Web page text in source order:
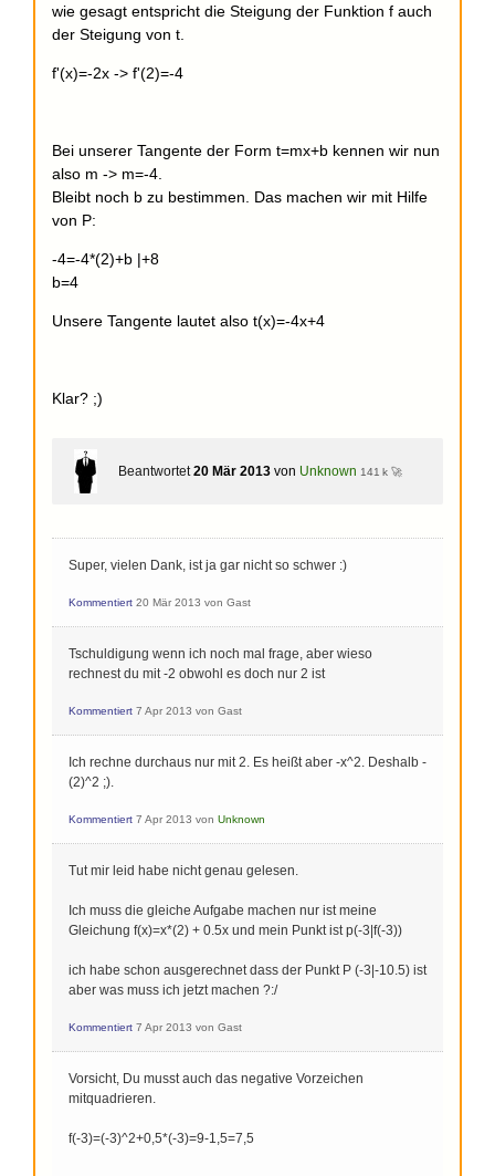
wie gesagt entspricht die Steigung der Funktion f auch
der Steigung von t.
f'(x)=-2x -> f'(2)=-4
Bei unserer Tangente der Form t=mx+b kennen wir nun
also m -> m=-4.
Bleibt noch b zu bestimmen. Das machen wir mit Hilfe
von P:
-4=-4*(2)+b |+8
b=4
Unsere Tangente lautet also t(x)=-4x+4
Klar? ;)
Beantwortet 20 Mär 2013 von Unknown 141 k 🚀
Super, vielen Dank, ist ja gar nicht so schwer :)
Kommentiert 20 Mär 2013 von Gast
Tschuldigung wenn ich noch mal frage, aber wieso
rechnest du mit -2 obwohl es doch nur 2 ist
Kommentiert 7 Apr 2013 von Gast
Ich rechne durchaus nur mit 2. Es heißt aber -x^2. Deshalb -
(2)^2 ;).
Kommentiert 7 Apr 2013 von Unknown
Tut mir leid habe nicht genau gelesen.
Ich muss die gleiche Aufgabe machen nur ist meine
Gleichung f(x)=x*(2) + 0.5x und mein Punkt ist p(-3|f(-3))
ich habe schon ausgerechnet dass der Punkt P (-3|-10.5) ist
aber was muss ich jetzt machen ?:/
Kommentiert 7 Apr 2013 von Gast
Vorsicht, Du musst auch das negative Vorzeichen
mitquadrieren.
f(-3)=(-3)^2+0,5*(-3)=9-1,5=7,5